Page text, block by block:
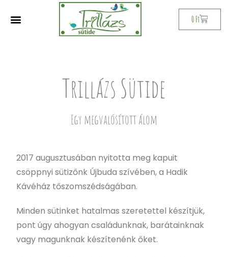
0Ft
Trillázs Sütide
Egy megvalósított álom
2017 augusztusában nyitotta meg kapuit
csöppnyi sütizőnk Újbuda szívében, a Hadik
Kávéház tőszomszédságában.
Minden sütinket hatalmas szeretettel készítjük,
pont úgy ahogyan családunknak, barátainknak
vagy magunknak készítenénk őket.